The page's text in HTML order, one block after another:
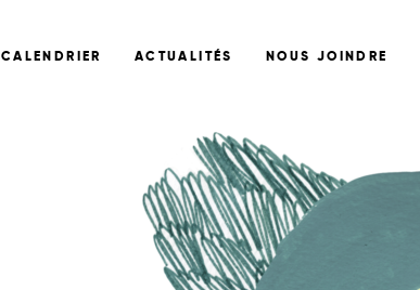
CALENDRIER ACTUALITÉS NOUS JOINDRE